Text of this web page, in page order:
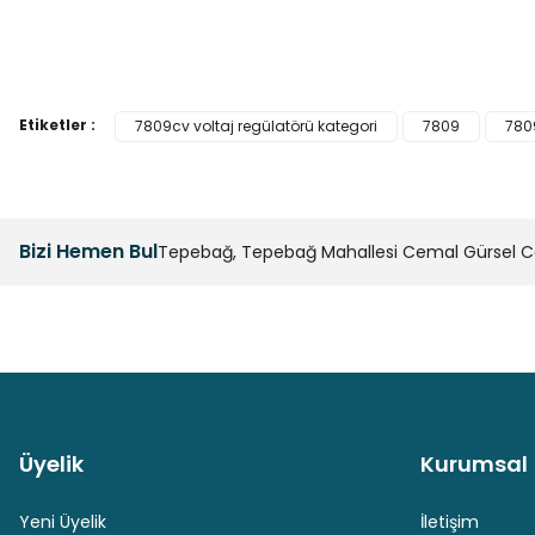
Ürün fiyatı diğer sitelerden daha pahalı.
Etiketler : 7809cv voltaj regülatörü kategori 7809
Bizi Hemen BulTepebağ, Tepebağ Mahallesi Cemal Gürsel
Güvenli Ödeme
Üyelik
Yeni Üyelik
Kurumsal
İletişim